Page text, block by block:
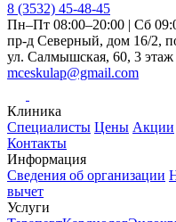
8 (3532) 45-48-45
Пн–Пт 08:00–20:00 | Сб
пр-д Северный, дом 16/2,
ул. Салмышская, 60, 3 этаж
mceskulap@gmail.com
Клиника
Специалисты Цены Акции
Контакты
Информация
Сведения об организации
вычет
Услуги